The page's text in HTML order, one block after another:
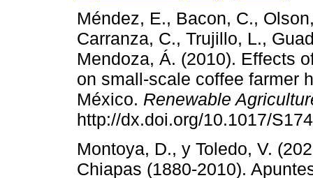
Méndez, E., Bacon, C.,
Carranza, C., Trujillo, L.,
Mendoza, Á. (2010). Effects
on small-scale coffee farmer
México. Renewable
http://dx.doi.org/10.1017/
Montoya, D., y Toledo, V.
Chiapas (1880-2010).